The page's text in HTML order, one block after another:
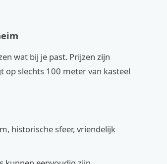
wat bij je past. Prijzen zijn
op slechts 100 meter van kasteel
historische sfeer, vriendelijk